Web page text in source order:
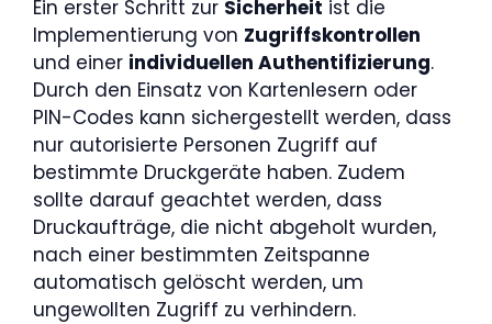
Ein erster Schritt zur Sicherheit ist die
Implementierung von Zugriffskontrollen
und einer individuellen Authentifizierung.
Durch den Einsatz von Kartenlesern oder
PIN-Codes kann sichergestellt werden, dass
nur autorisierte Personen Zugriff auf
bestimmte Druckgeräte haben. Zudem
sollte darauf geachtet werden, dass
Druckaufträge, die nicht abgeholt wurden,
nach einer bestimmten Zeitspanne
automatisch gelöscht werden, um
ungewollten Zugriff zu verhindern.